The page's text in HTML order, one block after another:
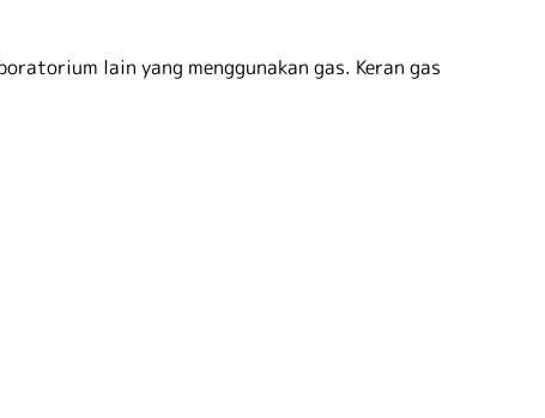
lain yang menggunakan gas. Keran gas